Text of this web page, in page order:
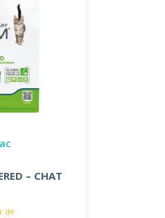
– CHAT
de